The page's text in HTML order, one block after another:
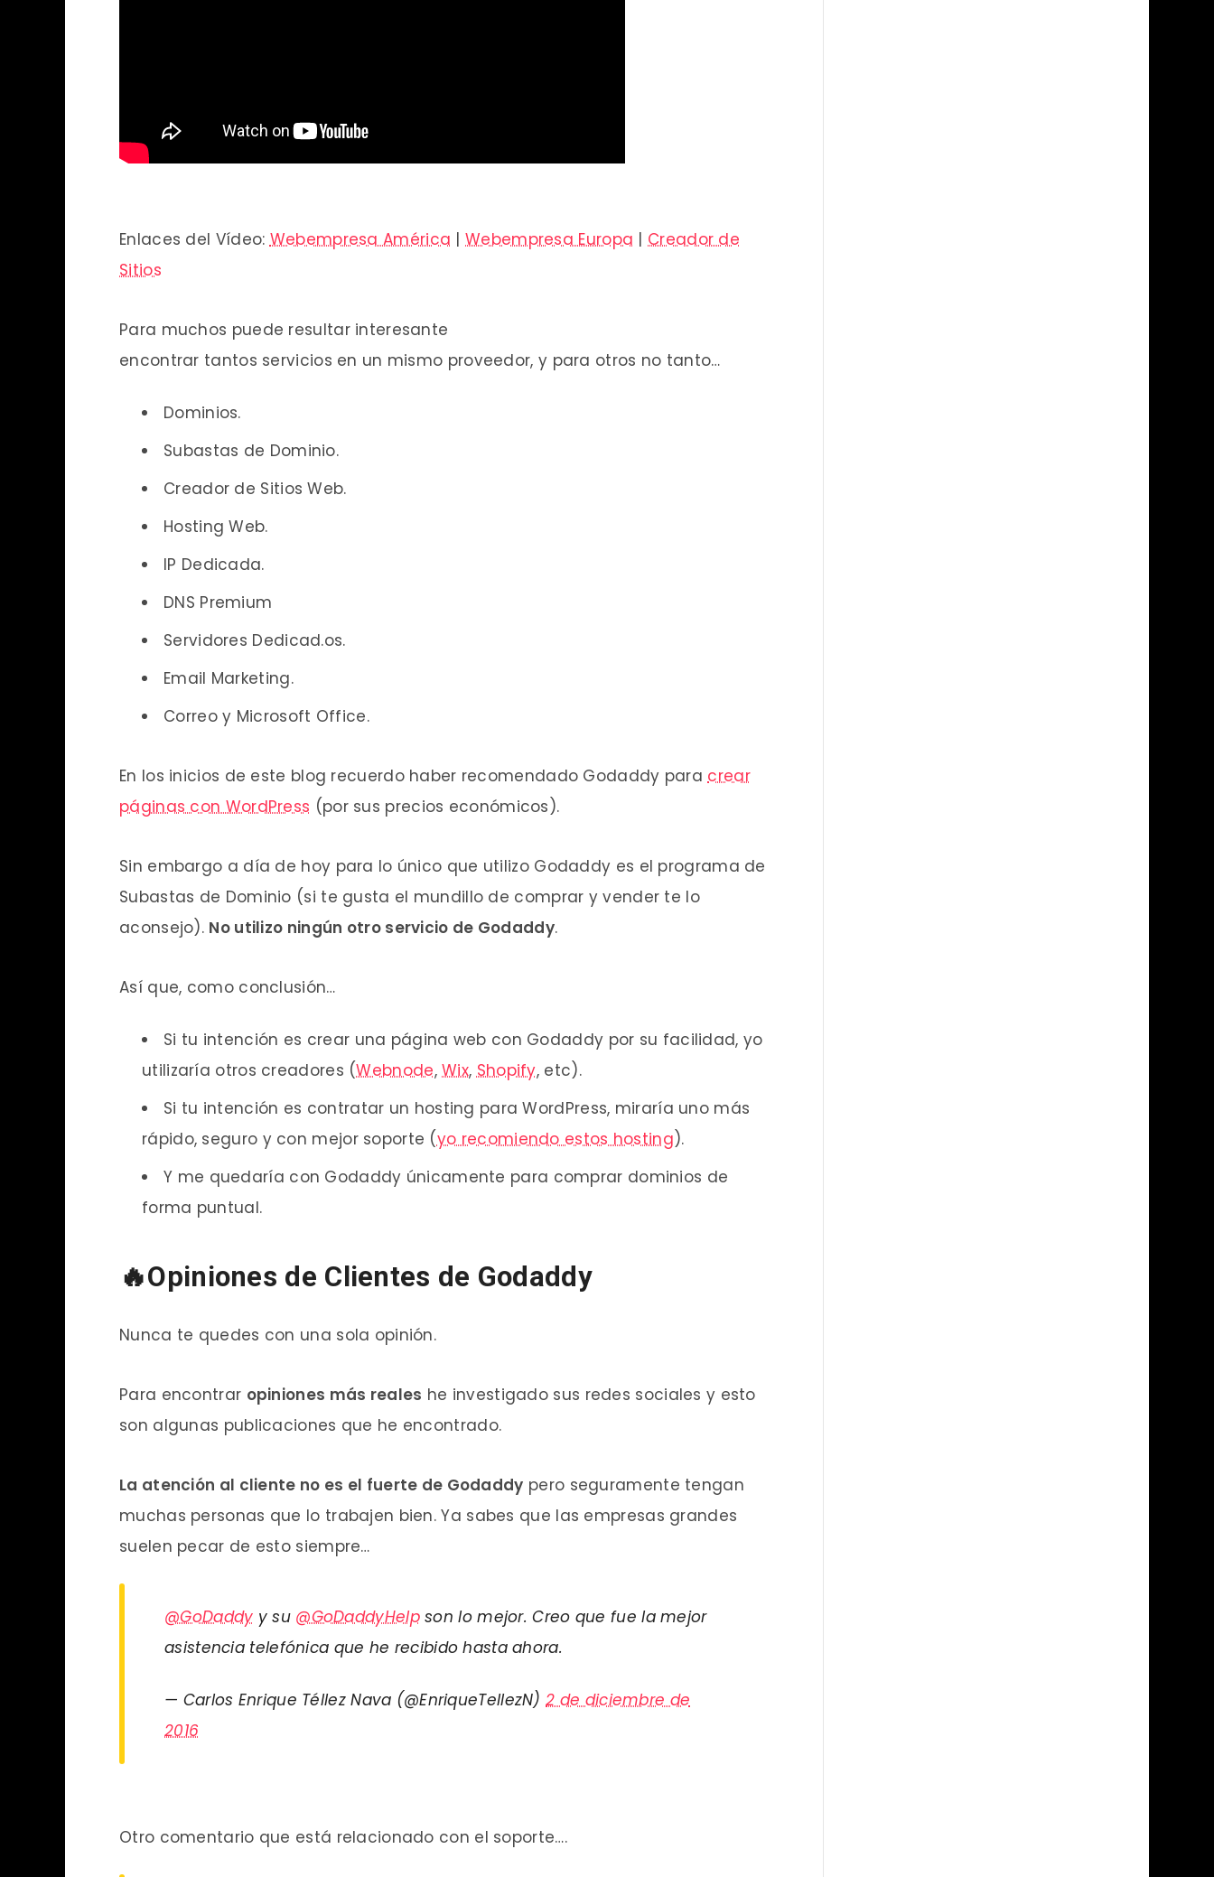
Enlaces del Vídeo:Webempresa América |Webempresa Europa |Creador de
Sitios
Para muchos puede resultar interesante
encontrar tantos servicios en un mismo proveedor, y para otros no tanto…
Dominios.
Subastas de Dominio.
Creador de Sitios Web.
Hosting Web.
IP Dedicada.
DNS Premium
Servidores Dedicad.os.
Email Marketing.
Correo y Microsoft Office.
En los inicios de este blog recuerdo haber recomendado Godaddy paracrear
páginas con WordPress (por sus precios económicos).
Sin embargo a día de hoy para lo único que utilizo Godaddy es el programa de
Subastas de Dominio (si te gusta el mundillo de comprar y vender te lo
aconsejo). No utilizo ningún otro servicio de Godaddy.
Así que, como conclusión…
Si tu intención es crear una página web con Godaddy por su facilidad, yo
utilizaría otros creadores (Webnode,Wix,Shopify, etc).
Si tu intención es contratar un hosting para WordPress, miraría uno más
rápido, seguro y con mejor soporte (yo recomiendo estos hosting).
Y me quedaría con Godaddy únicamente para comprar dominios de
forma puntual.
🔥Opiniones de Clientes de Godaddy
Nunca te quedes con una sola opinión.
Para encontrar opiniones más reales he investigado sus redes sociales y esto
son algunas publicaciones que he encontrado.
La atención al cliente no es el fuerte de Godaddy pero seguramente tengan
muchas personas que lo trabajen bien. Ya sabes que las empresas grandes
suelen pecar de esto siempre…
@GoDaddy y su @GoDaddyHelpson lo mejor. Creo que fue la mejor
asistencia telefónica que he recibido hasta ahora.
— Carlos Enrique Téllez Nava (@EnriqueTellezN)2 de diciembre de
2016
Otro comentario que está relacionado con el soporte….